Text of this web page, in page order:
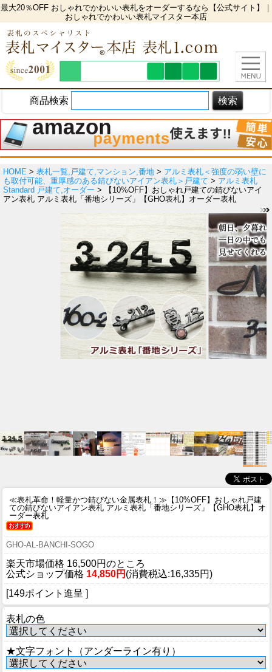
最大20％OFF おしゃれでかわいい表札をオーダーするなら【公式サイト】｜
おしゃれでかわいい表札マイスター本店
商品検索
HOME > 表札一覧,戸建て,マンション,番地 > アルミ表札＜強度の弱い壁に
も取付可能、重厚感のある錆びないアイアン表札＞戸建て > アルミ表札
Standard 戸建て,オーダー > 【10%OFF】おしゃれ戸建ての錆びないアイ
アン表札 アルミ表札「番地シリーズ」【GHO表札】オーダー表札
≪表札革命！軽量かつ錆びない金属表札！≫ 【10%OFF】おしゃれ戸建
ての錆びないアイアン表札 アルミ表札「番地シリーズ」【GHO表札】オ
ーダー表札
GHO-AL-BANCHI-SOGO
楽天市場価格 16,500円のところ
公式ショップ価格 14,850円 (消費税込:16,335円)
[149ポイント進呈 ]
表札の色
★文字フォント（アンダーライン有り）